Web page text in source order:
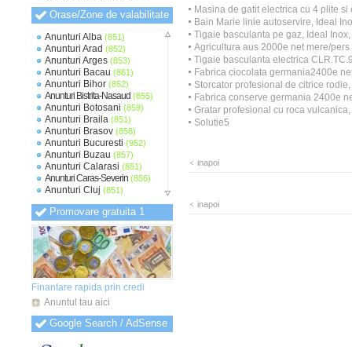
Orase/Zone de valabilitate
Anunturi Alba (851)
Anunturi Arad (852)
Anunturi Arges (853)
Anunturi Bacau (861)
Anunturi Bihor (852)
Anunturi Bistrita-Nasaud (855)
Anunturi Botosani (859)
Anunturi Braila (851)
Anunturi Brasov (858)
Anunturi Bucuresti (952)
Anunturi Buzau (857)
Anunturi Calarasi (851)
Anunturi Caras-Severin (856)
Anunturi Cluj (851)
Anunturi Constanta
Anunturi Covasna(848)
Anunturi Dambovita(851)
Anunturi Dolj(852)
Anunturi Galati(853)
Anunturi Giurgiu(849)
Anunturi Gorj(848)
Anunturi Harghita (849)
Anunturi Hunedoara
Anunturi Ialomita
Anunturi Iasi(851)
Anunturi Ilfov(856)
Anunturi Maramures
Promovare gratuita 1
Finantare rapida prin credi
Anuntul tau aici
Google Search / AdSense
Masina de gatit electrica cu 4 plite
Bain Marie linie autoservire, Ideal
Tigaie basculanta pe gaz, Ideal
Agricultura aus 2000e net mere/
Tigaie basculanta electrica
Fabrica ciocolata germania2400e
Storcator profesional de citrice
Fabrica conserve germania 2400e
Gratar profesional cu roca
Solutie5
inapoi
inapoi